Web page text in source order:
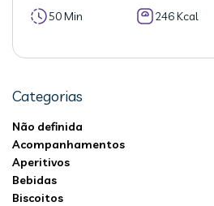
50 Min 246 Kcal
Categorias
Não definida
Acompanhamentos
Aperitivos
Bebidas
Biscoitos